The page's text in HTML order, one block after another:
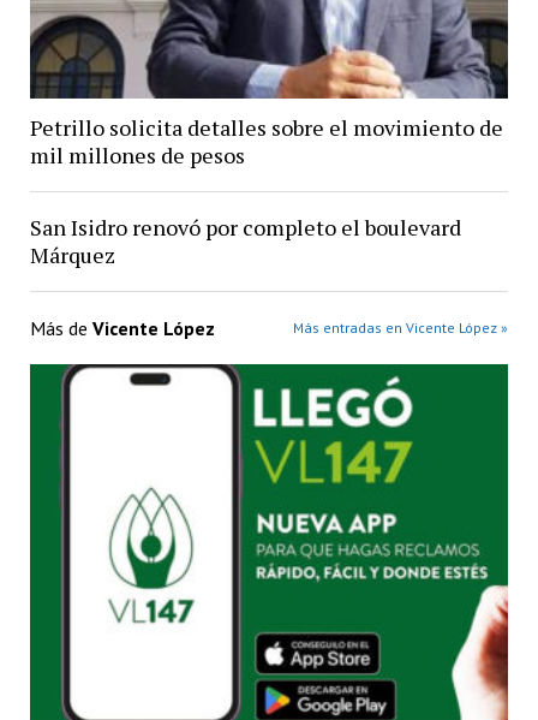
Petrillo solicita detalles sobre el movimiento de
mil millones de pesos
San Isidro renovó por completo el boulevard
Márquez
Más de Vicente López Más entradas en Vicente López »